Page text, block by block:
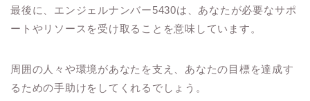
最後に、エンジェルナンバー5430は、あなたが必要なサポ
ートやリソースを受け取ることを意味しています。
周囲の人々や環境があなたを支え、あなたの目標を達成す
るための手助けをしてくれるでしょう。